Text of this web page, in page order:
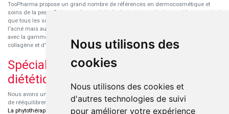
Nous utilisons des
cookies
Nous utilisons des cookies et
d'autres technologies de suivi
pour améliorer votre expérience
TooPharma propose un grand nombre de références en dermocosmétique et
soins de la peau. Retrouvez les produits hydratants pour le visage et le corps ainsi
que tous les soins pour peaux sensibles ou à tendance atopique, les soins pour
l'acné mais aussi des démaquillants. Découvrez nos nouvelles références SVR
avec la gamme anti-âge pour les peaux encore jeunes
collagène et d'acide hyaluronique.
Spécialisation en micronutrition et
diététique
Nous avons un engouement particulier pour la micronutrition qui permet souvent
de rééquilibrer des carences ou d'améliorer des troubles métaboliques mineurs.
La phytothérapie
l'aromathérapiesont souvent complémentaires de traitements